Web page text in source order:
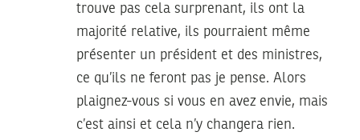
trouve pas cela surprenant, ils ont la
majorité relative, ils pourraient même
présenter un président et des ministres,
ce qu’ils ne feront pas je pense. Alors
plaignez-vous si vous en avez envie, mais
c’est ainsi et cela n’y changera rien.